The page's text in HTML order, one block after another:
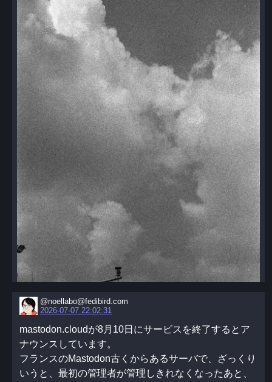
@noellabo@fedibird.com
2026-07-07 22:02:31
mastodon.cloudが8月10日にサービスを終了するとア
ナウンスしています。
フランスのMastodon古くからあるサーバで、ざっくり
いうと、最初の管理者が管理しきれなくなったあと、